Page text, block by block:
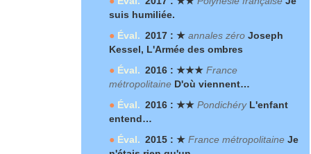
suis humiliée.
● Éval. 2017 : ★ annales zéro Joseph
Kessel, L'Armée des ombres
● Éval. 2016 : ★★★ France
métropolitaine D'où viennent…
● Éval. 2016 : ★★ Pondichéry L'enfant
entend…
● Éval. 2015 : ★ France métropolitaine Je